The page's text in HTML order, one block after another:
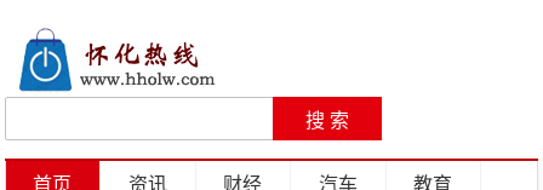
首页 资讯 财经 汽车 教育